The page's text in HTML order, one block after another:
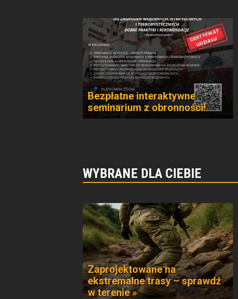
Bezpłatne interaktywne
seminarium z obronności!
WYBRANE DLA CIEBIE
Zaprojektowane na
ekstremalne trasy – sprawdź
w terenie »